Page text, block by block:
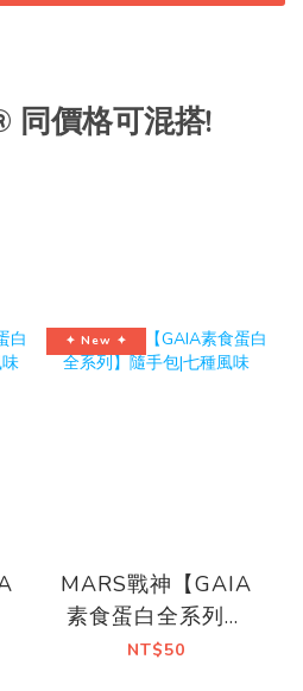
同價格可混搭!
✦ New ✦
MARS戰神【GAIA
素食蛋白全系列】
隨手包|七種風味
NT$50